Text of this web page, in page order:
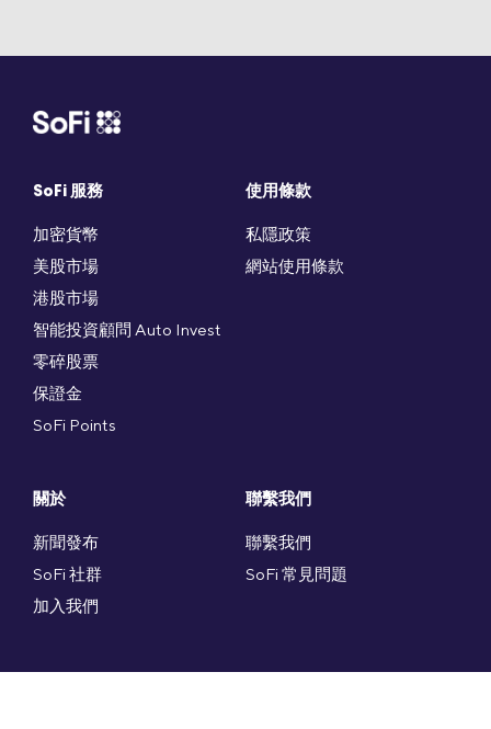
SoFi 服務
加密貨幣
美股市場
港股市場
智能投資顧問 Auto Invest
零碎股票
保證金
SoFi Points
使用條款
私隱政策
網站使用條款
關於
新聞發布
SoFi 社群
加入我們
聯繫我們
聯繫我們
SoFi 常見問題